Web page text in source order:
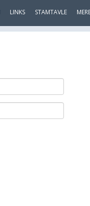
LINKS STAMTAVLE